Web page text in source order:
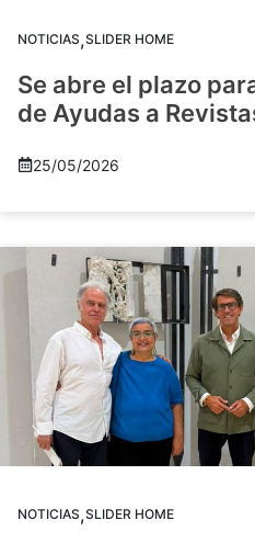
NOTICIAS,SLIDER HOME
Se abre el plazo
de Ayudas a
25/05/2026
NOTICIAS,SLIDER HOME